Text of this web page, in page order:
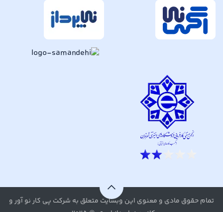
تمام حقوق مادی و معنوی این وبسایت متعلق به شرکت پی کار نو آور و